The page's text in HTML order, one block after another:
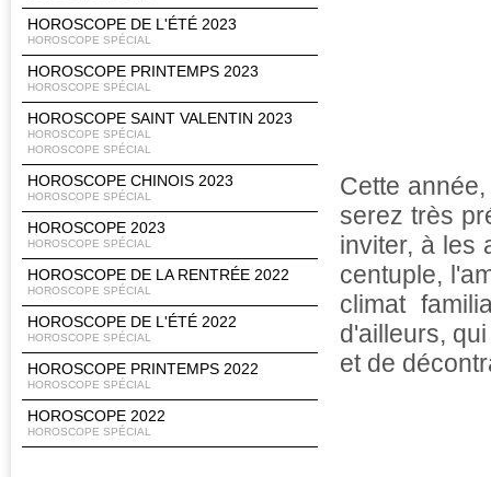
HOROSCOPE DE L'ÉTÉ 2023
HOROSCOPE SPÉCIAL
HOROSCOPE PRINTEMPS 2023
HOROSCOPE SPÉCIAL
HOROSCOPE SAINT VALENTIN 2023
HOROSCOPE SPÉCIAL
HOROSCOPE SPÉCIAL
HOROSCOPE CHINOIS 2023
HOROSCOPE SPÉCIAL
HOROSCOPE 2023
HOROSCOPE SPÉCIAL
HOROSCOPE DE LA RENTRÉE 2022
HOROSCOPE SPÉCIAL
HOROSCOPE DE L'ÉTÉ 2022
HOROSCOPE SPÉCIAL
HOROSCOPE PRINTEMPS 2022
HOROSCOPE SPÉCIAL
HOROSCOPE 2022
HOROSCOPE SPÉCIAL
Cette
serez très
inviter, à les
centuple,
climat
d'ailleurs,
et de